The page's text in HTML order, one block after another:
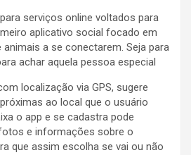
serviços online voltados para
aplicativo social focado em
a se conectarem. Seja para
achar aquela pessoa especial
localização via GPS, sugere
ao local que o usuário
o app e se cadastra pode
e informações sobre o
que assim escolha se vai ou não